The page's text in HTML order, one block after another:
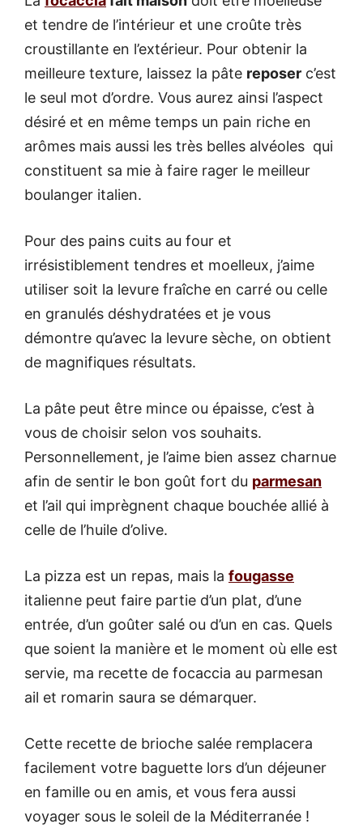
et tendre de l’intérieur et une croûte très
croustillante en l’extérieur. Pour obtenir la
meilleure texture, laissez la pâte reposer c’est
le seul mot d’ordre. Vous aurez ainsi l’aspect
désiré et en même temps un pain riche en
arômes mais aussi les très belles alvéoles qui
constituent sa mie à faire rager le meilleur
boulanger italien.
Pour des pains cuits au four et
irrésistiblement tendres et moelleux, j’aime
utiliser soit la levure fraîche en carré ou celle
en granulés déshydratées et je vous
démontre qu’avec la levure sèche, on obtient
de magnifiques résultats.
La pâte peut être mince ou épaisse, c’est à
vous de choisir selon vos souhaits.
Personnellement, je l’aime bien assez charnue
afin de sentir le bon goût fort du parmesan
et l’ail qui imprègnent chaque bouchée allié à
celle de l’huile d’olive.
La pizza est un repas, mais la fougasse
italienne peut faire partie d’un plat, d’une
entrée, d’un goûter salé ou d’un en cas. Quels
que soient la manière et le moment où elle est
servie, ma recette de focaccia au parmesan
ail et romarin saura se démarquer.
Cette recette de brioche salée remplacera
facilement votre baguette lors d’un déjeuner
en famille ou en amis, et vous fera aussi
voyager sous le soleil de la Méditerranée !